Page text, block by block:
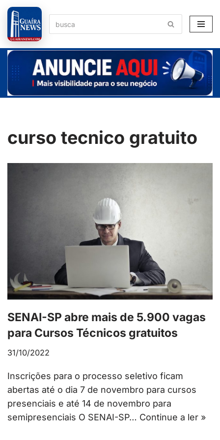
Pular
para
o
conteúdo
curso tecnico gratuito
SENAI-SP abre mais de 5.900 vagas
para Cursos Técnicos gratuitos
31/10/2022
Inscrições para o processo seletivo ficam
abertas até o dia 7 de novembro para cursos
presenciais e até 14 de novembro para
semipresenciais O SENAI-SP… Continue a ler »